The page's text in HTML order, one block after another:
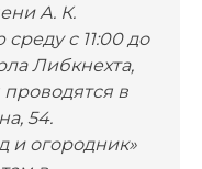
А. К.
с 11:00 до
Либкнехта,
в
54.
и огородник»